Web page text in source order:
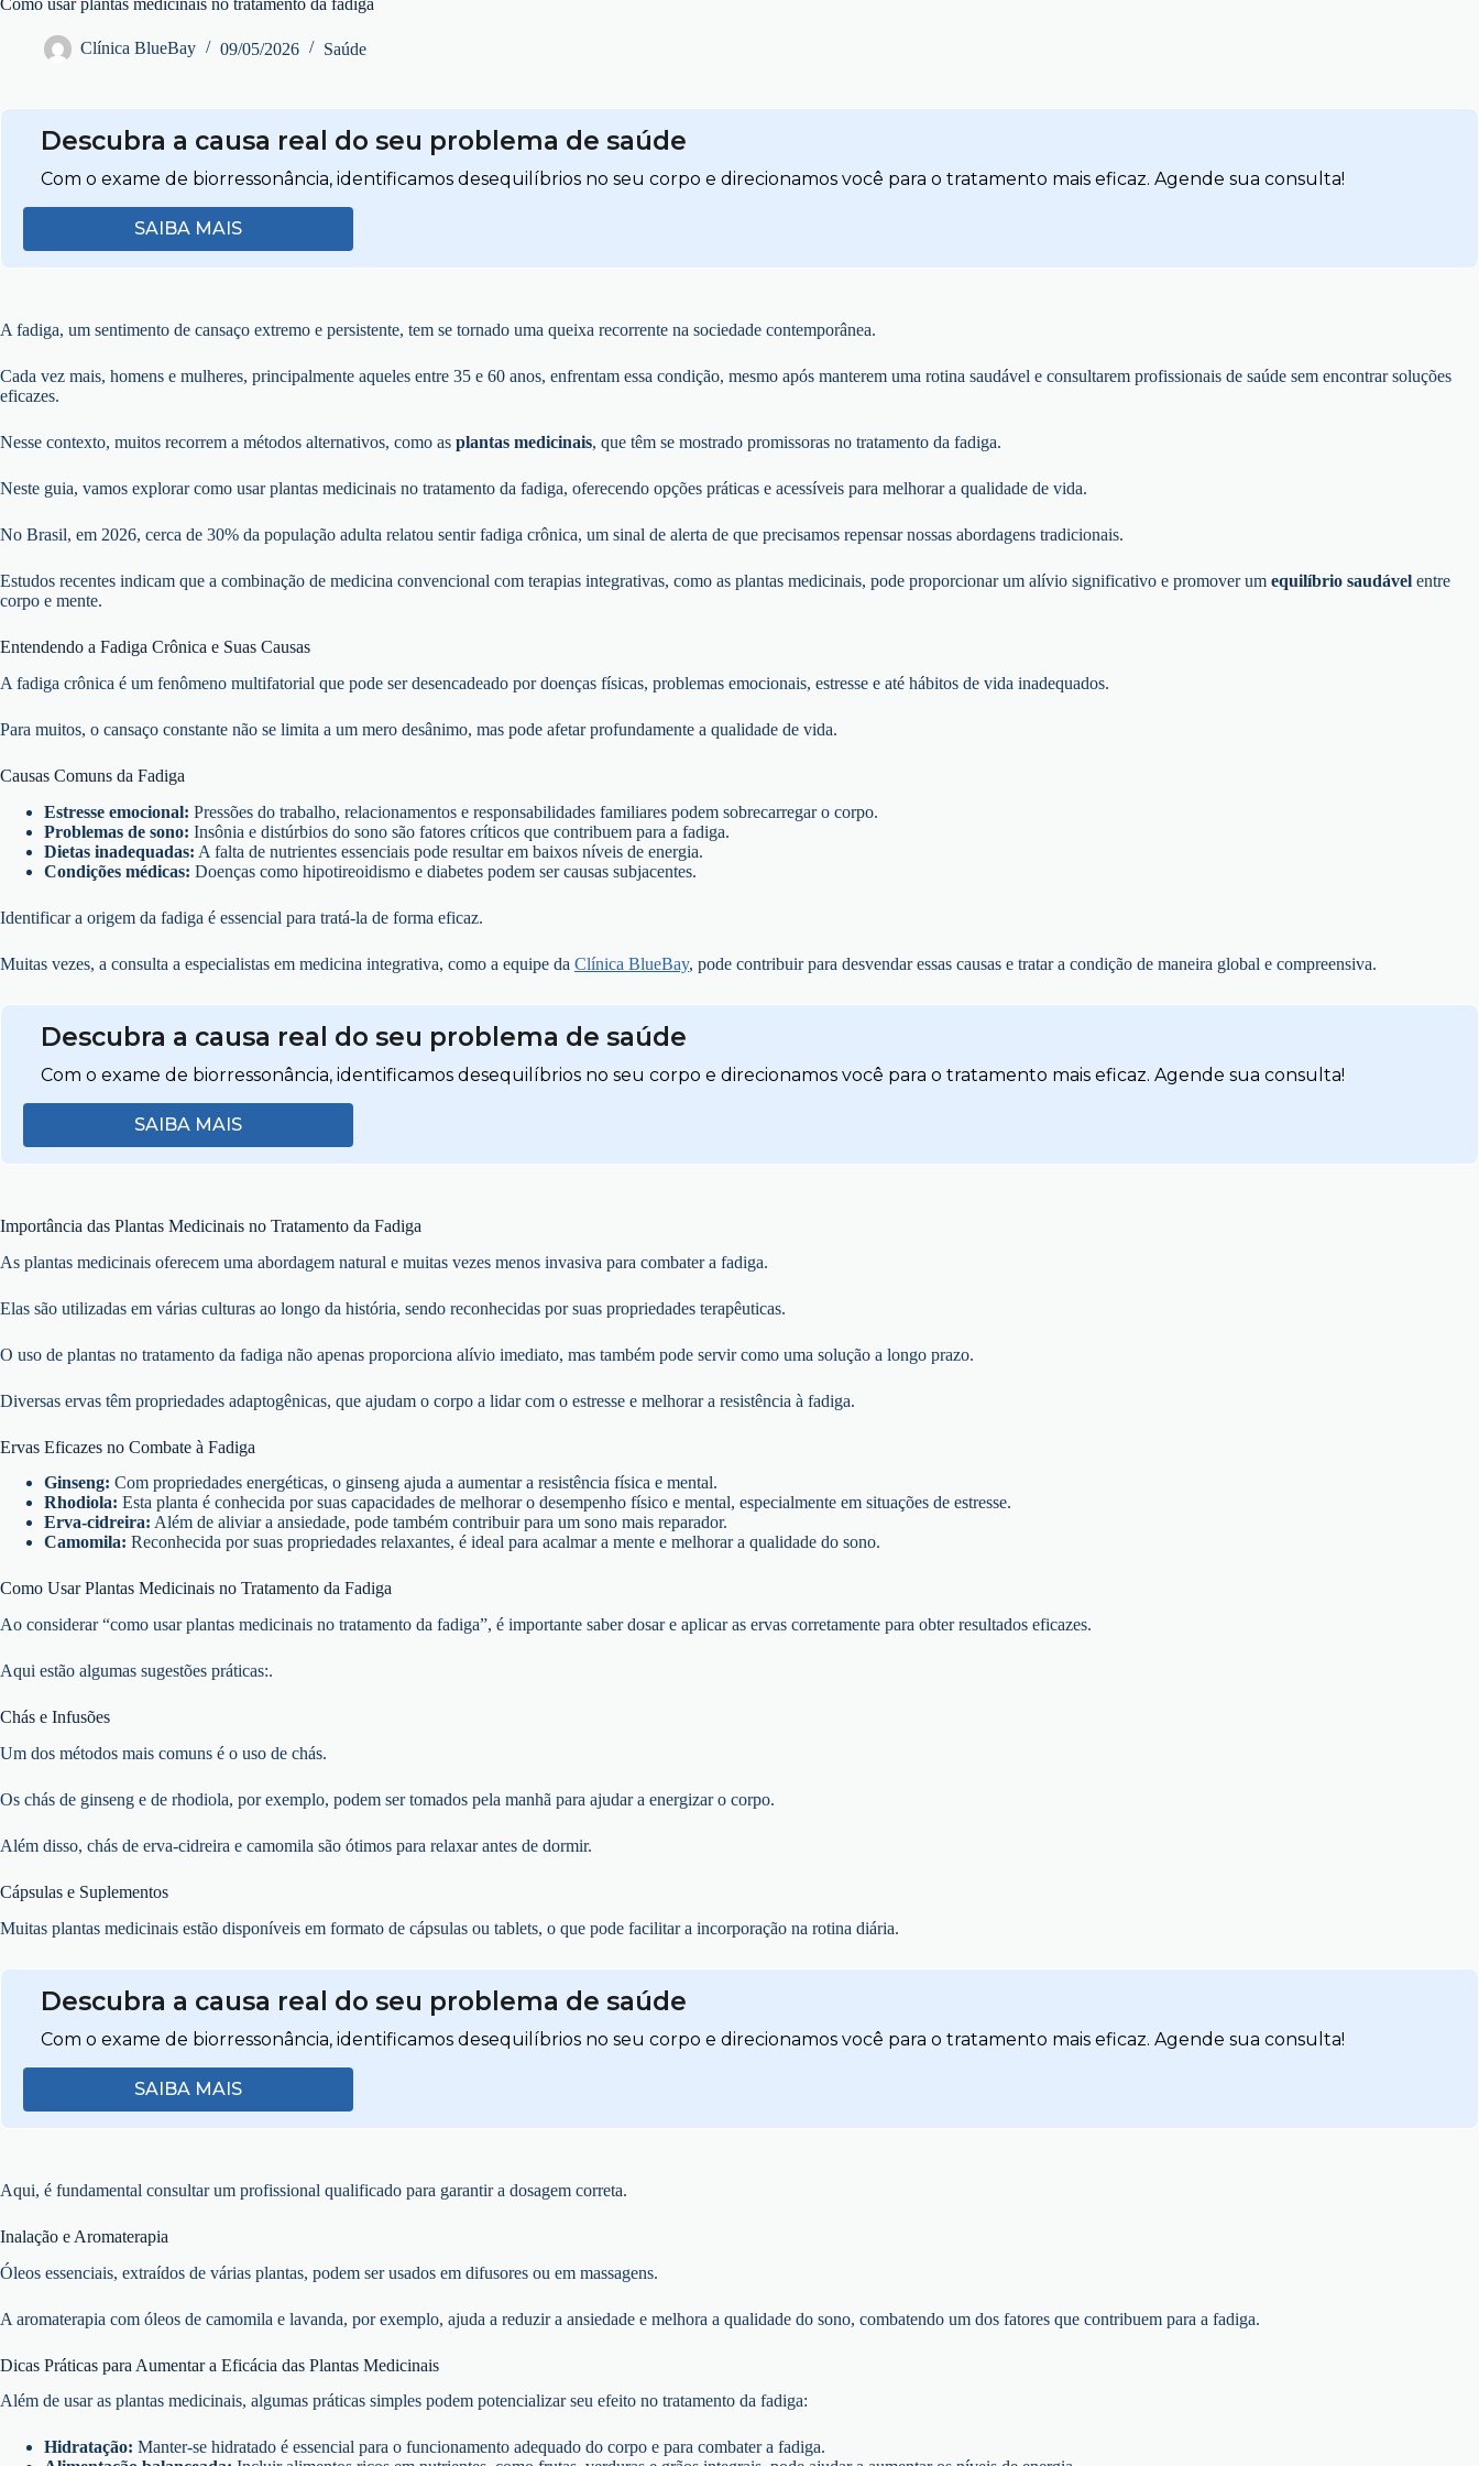
Como usar plantas medicinais no tratamento da fadiga
Clínica BlueBay 09/05/2026 Saúde
Descubra a causa real do seu problema de saúde
Com o exame de biorressonância, identificamos desequilíbrios no seu corpo e direcionamos você para o tratamento mais eficaz. Agende sua consulta!
SAIBA MAIS
A fadiga, um sentimento de cansaço extremo e persistente, tem se tornado uma queixa recorrente na sociedade contemporânea.
Cada vez mais, homens e mulheres, principalmente aqueles entre 35 e 60 anos, enfrentam essa condição, mesmo após manterem uma rotina saudável e consultarem profissionais de saúde sem encontrar soluções
eficazes.
Nesse contexto, muitos recorrem a métodos alternativos, como as plantas medicinais, que têm se mostrado promissoras no tratamento da fadiga.
Neste guia, vamos explorar como usar plantas medicinais no tratamento da fadiga, oferecendo opções práticas e acessíveis para melhorar a qualidade de vida.
No Brasil, em 2026, cerca de 30% da população adulta relatou sentir fadiga crônica, um sinal de alerta de que precisamos repensar nossas abordagens tradicionais.
Estudos recentes indicam que a combinação de medicina convencional com terapias integrativas, como as plantas medicinais, pode proporcionar um alívio significativo e promover um equilíbrio saudável entre
corpo e mente.
Entendendo a Fadiga Crônica e Suas Causas
A fadiga crônica é um fenômeno multifatorial que pode ser desencadeado por doenças físicas, problemas emocionais, estresse e até hábitos de vida inadequados.
Para muitos, o cansaço constante não se limita a um mero desânimo, mas pode afetar profundamente a qualidade de vida.
Causas Comuns da Fadiga
Estresse emocional: Pressões do trabalho, relacionamentos e responsabilidades familiares podem sobrecarregar o corpo.
Problemas de sono: Insônia e distúrbios do sono são fatores críticos que contribuem para a fadiga.
Dietas inadequadas: A falta de nutrientes essenciais pode resultar em baixos níveis de energia.
Condições médicas: Doenças como hipotireoidismo e diabetes podem ser causas subjacentes.
Identificar a origem da fadiga é essencial para tratá-la de forma eficaz.
Muitas vezes, a consulta a especialistas em medicina integrativa, como a equipe da Clínica BlueBay, pode contribuir para desvendar essas causas e tratar a condição de maneira global e compreensiva.
Descubra a causa real do seu problema de saúde
Com o exame de biorressonância, identificamos desequilíbrios no seu corpo e direcionamos você para o tratamento mais eficaz. Agende sua consulta!
SAIBA MAIS
Importância das Plantas Medicinais no Tratamento da Fadiga
As plantas medicinais oferecem uma abordagem natural e muitas vezes menos invasiva para combater a fadiga.
Elas são utilizadas em várias culturas ao longo da história, sendo reconhecidas por suas propriedades terapêuticas.
O uso de plantas no tratamento da fadiga não apenas proporciona alívio imediato, mas também pode servir como uma solução a longo prazo.
Diversas ervas têm propriedades adaptogênicas, que ajudam o corpo a lidar com o estresse e melhorar a resistência à fadiga.
Ervas Eficazes no Combate à Fadiga
Ginseng: Com propriedades energéticas, o ginseng ajuda a aumentar a resistência física e mental.
Rhodiola: Esta planta é conhecida por suas capacidades de melhorar o desempenho físico e mental, especialmente em situações de estresse.
Erva-cidreira: Além de aliviar a ansiedade, pode também contribuir para um sono mais reparador.
Camomila: Reconhecida por suas propriedades relaxantes, é ideal para acalmar a mente e melhorar a qualidade do sono.
Como Usar Plantas Medicinais no Tratamento da Fadiga
Ao considerar “como usar plantas medicinais no tratamento da fadiga”, é importante saber dosar e aplicar as ervas corretamente para obter resultados eficazes.
Aqui estão algumas sugestões práticas:.
Chás e Infusões
Um dos métodos mais comuns é o uso de chás.
Os chás de ginseng e de rhodiola, por exemplo, podem ser tomados pela manhã para ajudar a energizar o corpo.
Além disso, chás de erva-cidreira e camomila são ótimos para relaxar antes de dormir.
Cápsulas e Suplementos
Muitas plantas medicinais estão disponíveis em formato de cápsulas ou tablets, o que pode facilitar a incorporação na rotina diária.
Descubra a causa real do seu problema de saúde
Com o exame de biorressonância, identificamos desequilíbrios no seu corpo e direcionamos você para o tratamento mais eficaz. Agende sua consulta!
SAIBA MAIS
Aqui, é fundamental consultar um profissional qualificado para garantir a dosagem correta.
Inalação e Aromaterapia
Óleos essenciais, extraídos de várias plantas, podem ser usados em difusores ou em massagens.
A aromaterapia com óleos de camomila e lavanda, por exemplo, ajuda a reduzir a ansiedade e melhora a qualidade do sono, combatendo um dos fatores que contribuem para a fadiga.
Dicas Práticas para Aumentar a Eficácia das Plantas Medicinais
Além de usar as plantas medicinais, algumas práticas simples podem potencializar seu efeito no tratamento da fadiga:
Hidratação: Manter-se hidratado é essencial para o funcionamento adequado do corpo e para combater a fadiga.